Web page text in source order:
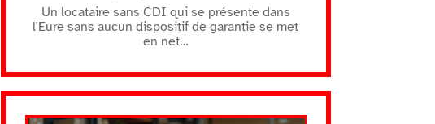
Un locataire sans CDI qui se présente dans
l'Eure sans aucun dispositif de garantie se met
en net…